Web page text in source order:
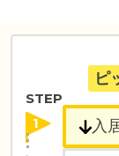
ピ
STEP
1